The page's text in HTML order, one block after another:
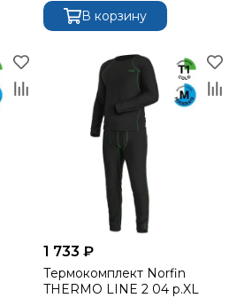
В корзину
1 733 ₽
Термокомплект Norfin
THERMO LINE 2 04 р.XL